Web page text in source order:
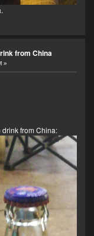
from China
»
from China: